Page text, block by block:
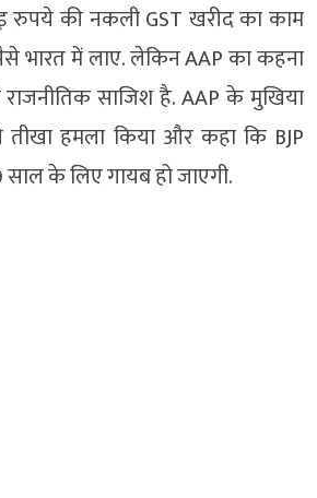
रुपये की नकली GST खरीद का काम
भारत में लाए. लेकिन AAP का कहना
साजिश है. AAP के मुखिया
हमला किया और कहा कि BJP
के लिए गायब हो जाएगी.